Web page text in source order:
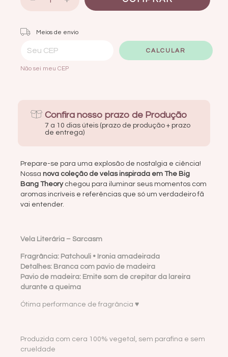
Entregas para o CEP:
Meios de envio
CALCULAR
Não sei meu CEP
Confira nosso prazo de Produção
7 a 10 dias úteis (prazo de produção + prazo
de entrega)
Prepare-se para uma explosão de nostalgia e ciência!
Nossa nova coleção de velas inspirada em The Big
Bang Theorychegou para iluminar seus momentos com
aromas incríveis e referências que só um verdadeiro fã
vai entender.
Vela Literária – Sarcasm
Fragrância: Patchouli • Ironia amadeirada
Detalhes: Branca com pavio de madeira
Pavio de madeira: Emite som de crepitar da lareira
durante a queima
Ótima performance de fragrância ♥
Produzida com cera 100% vegetal, sem parafina e sem
crueldade